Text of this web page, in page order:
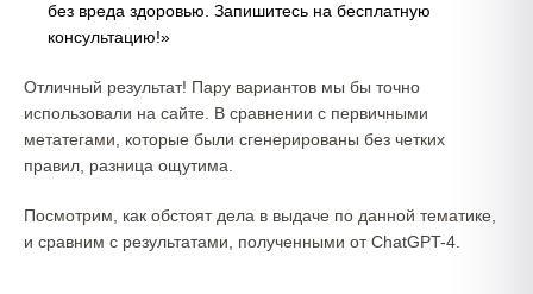
без вреда здоровью. Запишитесь на бесплатную
консультацию!»
Отличный результат! Пару вариантов мы бы точно
использовали на сайте. В сравнении с первичными
метатегами, которые были сгенерированы без четких
правил, разница ощутима.
Посмотрим, как обстоят дела в выдаче по данной тематике,
и сравним с результатами, полученными от ChatGPT-4.